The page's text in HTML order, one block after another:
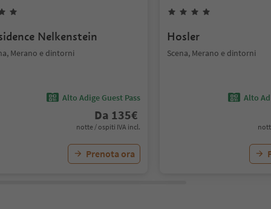
Nelkenstein
Merano e dintorni
Alto Adige Guest Pass
Da 135€
notte / ospiti IVA incl.
Prenota ora
Hosler
Scena, Merano e dintorni
Alto